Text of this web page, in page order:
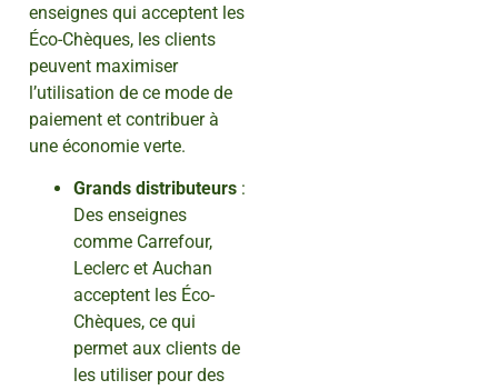
enseignes qui acceptent les
Éco-Chèques, les clients
peuvent maximiser
l’utilisation de ce mode de
paiement et contribuer à
une économie verte.
Grands distributeurs :
Des enseignes
comme Carrefour,
Leclerc et Auchan
acceptent les Éco-
Chèques, ce qui
permet aux clients de
les utiliser pour des